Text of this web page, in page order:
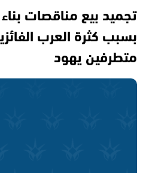
تجميد بيع مناقصات
بسبب كثرة العرب
متطرفين يهود